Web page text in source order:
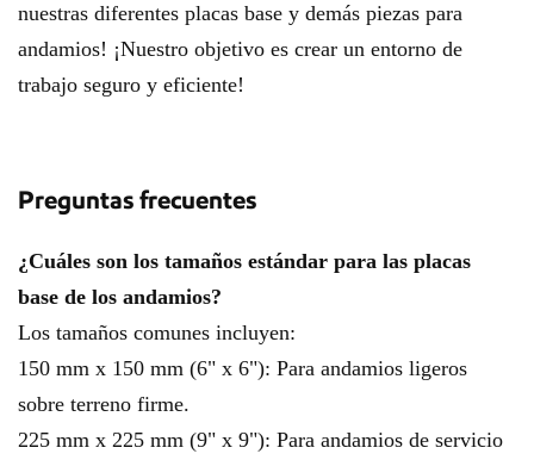
nuestras diferentes placas base y demás piezas para
andamios! ¡Nuestro objetivo es crear un entorno de
trabajo seguro y eficiente!
Preguntas frecuentes
¿Cuáles son los tamaños estándar para las placas
base de los andamios?
Los tamaños comunes incluyen:
150 mm x 150 mm (6" x 6"): Para andamios ligeros
sobre terreno firme.
225 mm x 225 mm (9" x 9"): Para andamios de servicio